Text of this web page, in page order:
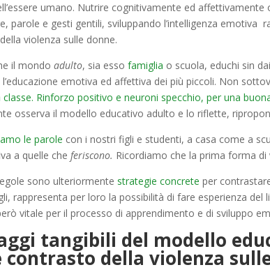
umano. Nutrire cognitivamente ed
parole e gesti gentili, sviluppando l’intelligenza emotiva
violenza sulle donne.
il mondoadulto, sia esso famiglia o scuola, educhi sin
emotiva ed affettiva dei più piccoli. Non
classe. Rinforzo positivo e neuroni specchio, per una
osserva il modello educativo adulto e lo riflette,
le parole con i nostri figli e studenti, a casa come a
a quelle cheferiscono. Ricordiamo che la prima forma
sono ulteriormente strategie concrete per
rappresenta per loro la possibilità di fare esperienza
vitale per il processo di apprendimento e di sviluppo
tangibili del modello
contrasto della violenza